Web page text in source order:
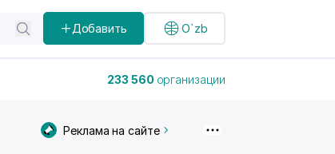
Добавить O`zb
233 560 организации
Реклама на сайте